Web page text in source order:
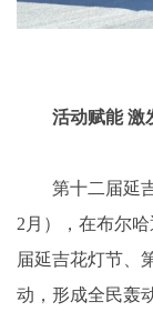
活动赋能 激
第十二届延吉
2月），在布尔
届延吉花灯节、
动，形成全民轰